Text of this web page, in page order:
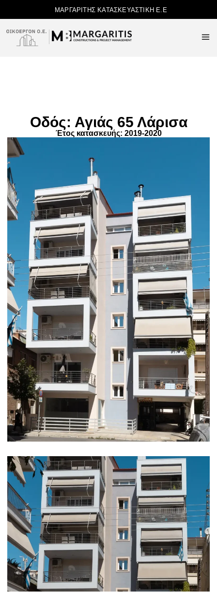
ΜΑΡΓΑΡΙΤΗΣ ΚΑΤΑΣΚΕΥΑΣΤΙΚΗ Ε.Ε
Οδός: Αγιάς 65 Λάρισα
Έτος κατασκευής: 2019-2020